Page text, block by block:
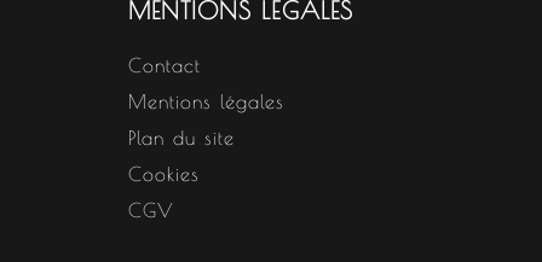
MENTIONS LÉGALES
Contact
Mentions légales
Plan du site
Cookies
CGV